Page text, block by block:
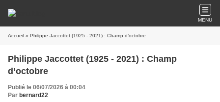
MENU
Accueil » Philippe Jaccottet (1925 - 2021) : Champ d’octobre
Philippe Jaccottet (1925 - 2021) : Champ
d’octobre
Publié le 06/07/2026 à 00:04
Par bernard22